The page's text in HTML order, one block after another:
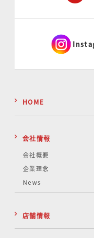
HOME
会社情報
会社概要
企業理念
News
店舗情報